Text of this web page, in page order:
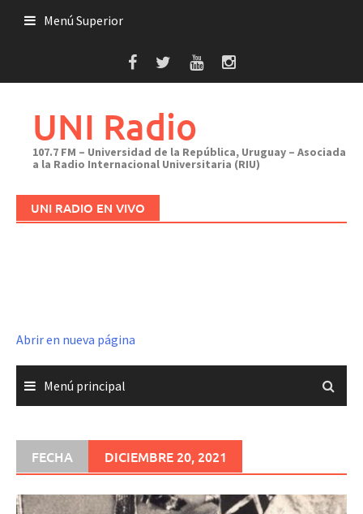
Menú Superior
UNI Radio
107.7 FM – Universidad de la República, Uruguay – Asociada
a la Radio Internacional Universitaria (RIU)
UNI RADIO EN VIVO
Abrir en nueva página
Menú principal
FECHA DICIEMBRE 20, 2021